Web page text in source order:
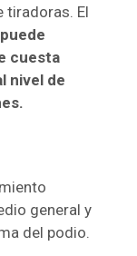
tiradoras. El
cuesta
nivel de
general y
del podio.